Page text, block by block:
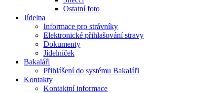
Ostatní foto
Jídelna
Informace pro strávníky
Elektronické přihlašování stravy
Dokumenty
Jídelníček
Bakaláři
Přihlášení do systému Bakaláři
Kontakty
Kontaktní informace